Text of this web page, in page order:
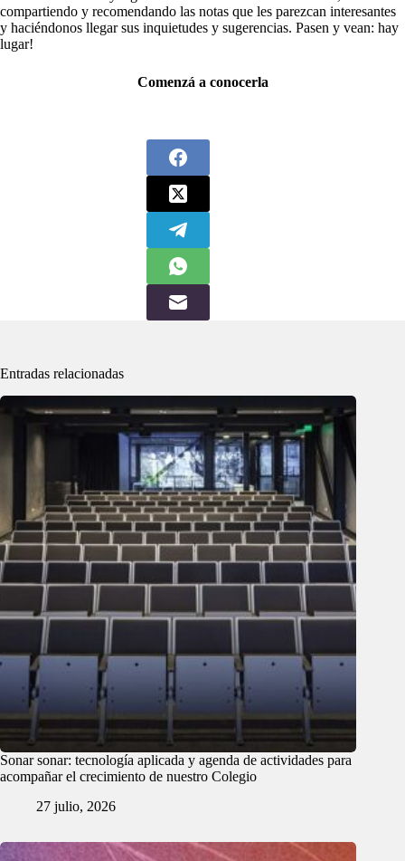
compartiendo y recomendando las notas que les parezcan interesantes
y haciéndonos llegar sus inquietudes y sugerencias. Pasen y vean: hay
lugar!
Comenzá a conocerla
Entradas relacionadas
Sonar sonar: tecnología aplicada y agenda de actividades para
acompañar el crecimiento de nuestro Colegio
27 julio, 2026